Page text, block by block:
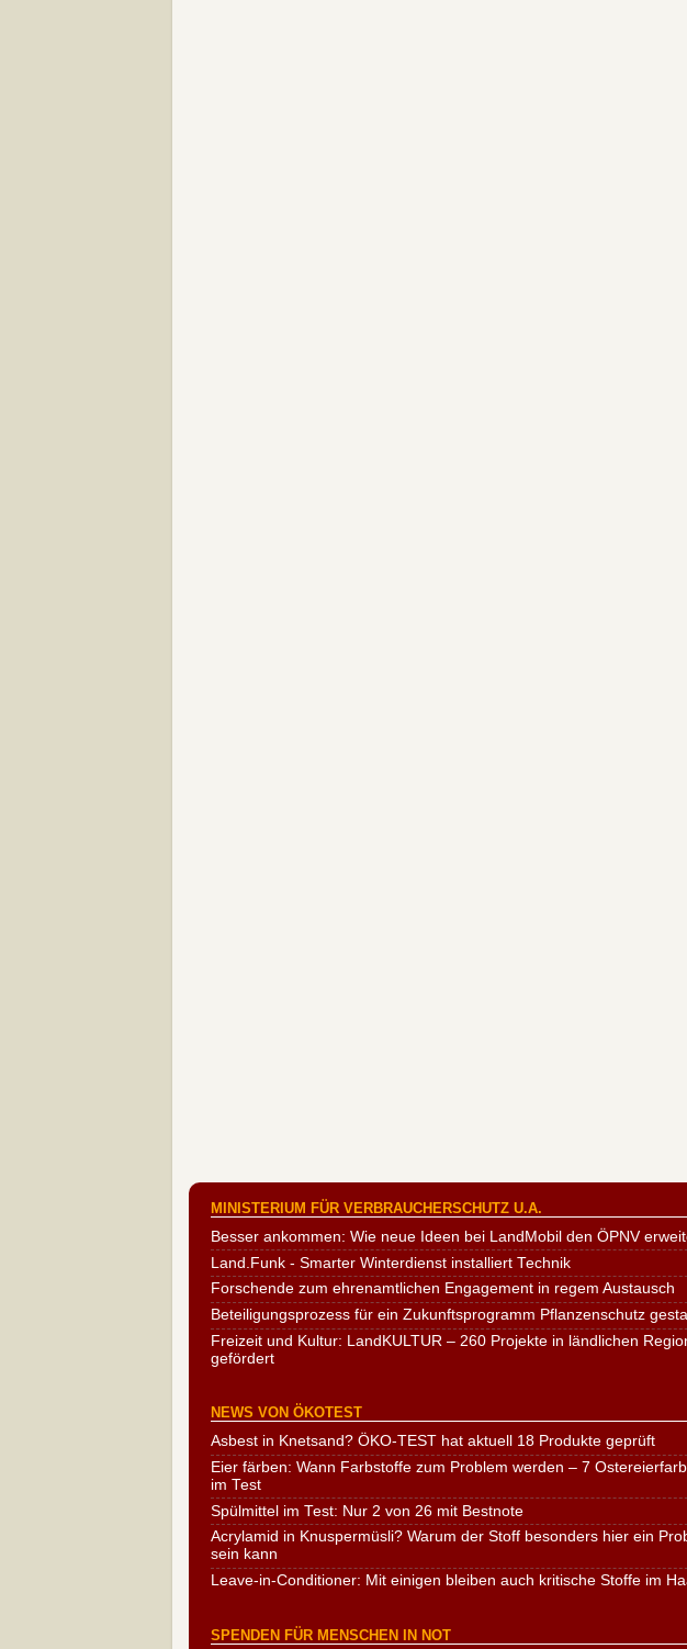
MINISTERIUM FÜR VERBRAUCHERSCHUTZ U.A.
Besser ankommen: Wie neue Ideen bei LandMobil den ÖPNV
Land.Funk - Smarter Winterdienst installiert Technik
Forschende zum ehrenamtlichen Engagement in regem Austausch
Beteiligungsprozess für ein Zukunftsprogramm Pflanzenschutz
Freizeit und Kultur: LandKULTUR – 260 Projekte in ländlichen
gefördert
NEWS VON ÖKOTEST
Asbest in Knetsand? ÖKO-TEST hat aktuell 18 Produkte geprüft
Eier färben: Wann Farbstoffe zum Problem werden – 7
im Test
Spülmittel im Test: Nur 2 von 26 mit Bestnote
Acrylamid in Knuspermüsli? Warum der Stoff besonders hier ein
sein kann
Leave-in-Conditioner: Mit einigen bleiben auch kritische Stoffe im
SPENDEN FÜR MENSCHEN IN NOT